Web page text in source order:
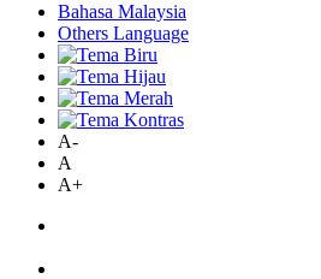
Bahasa Malaysia
Others Language
A-
A
A+